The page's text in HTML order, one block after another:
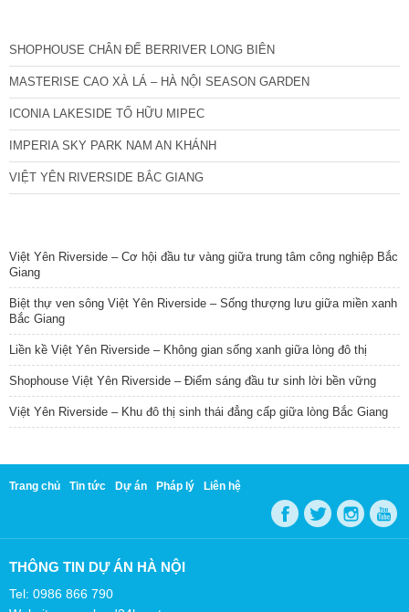
SHOPHOUSE CHÂN ĐẾ BERRIVER LONG BIÊN
MASTERISE CAO XÀ LÁ – HÀ NỘI SEASON GARDEN
ICONIA LAKESIDE TỐ HỮU MIPEC
IMPERIA SKY PARK NAM AN KHÁNH
VIỆT YÊN RIVERSIDE BẮC GIANG
Việt Yên Riverside – Cơ hội đầu tư vàng giữa trung tâm công nghiệp Bắc
Giang
Biệt thự ven sông Việt Yên Riverside – Sống thượng lưu giữa miền xanh
Bắc Giang
Liền kề Việt Yên Riverside – Không gian sống xanh giữa lòng đô thị
Shophouse Việt Yên Riverside – Điểm sáng đầu tư sinh lời bền vững
Việt Yên Riverside – Khu đô thị sinh thái đẳng cấp giữa lòng Bắc Giang
Trang chủ Tin tức Dự án Pháp lý Liên hệ
THÔNG TIN DỰ ÁN HÀ NỘI
Tel: 0986 866 790